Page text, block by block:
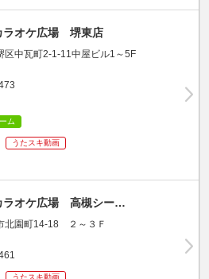
ラオケ広場 堺東店
区中瓦町2-1-11中屋ビル1～5F
ム
うたスキ動画
ラオケ広場 高槻シー…
北園町14-18 ２～３Ｆ
うたスキ動画